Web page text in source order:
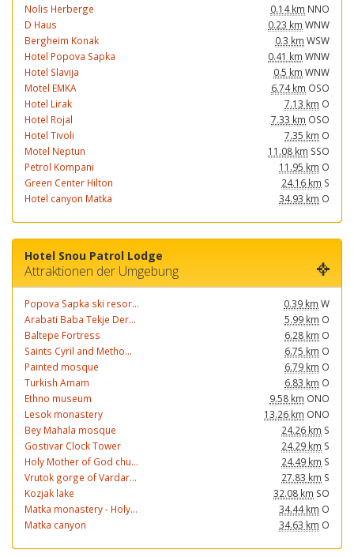
Nolis Herberge
0.14 km NNO
D Haus
0.23 km WNW
Bergheim Konak
0.3 km WSW
Hotel Popova Sapka
0.41 km WNW
Hotel Slavija
0.5 km WNW
Motel EMKA
6.74 km OSO
Hotel Lirak
7.13 km O
Hotel Rojal
7.33 km OSO
Hotel Tivoli
7.35 km O
Motel Neptun
11.08 km SSO
Petrol Kompani
11.95 km O
Green Center Hilton
24.16 km S
Hotel canyon Matka
34.93 km O
Hotel Snou Patrol Lodge
Attraktionen der Umgebung
Popova Sapka ski resor... 0.39 km W
Arabati Baba Tekje Der...
5.99 km O
Baltepe Fortress
6.28 km O
Saints Cyril and Metho...
6.75 km O
Painted mosque
6.79 km O
Turkish Amam
6.83 km O
Ethno museum
9.58 km ONO
Lesok monastery
13.26 km ONO
Bey Mahala mosque
24.26 km S
Gostivar Clock Tower
24.29 km S
Holy Mother of God chu...
24.49 km S
Vrutok gorge of Vardar...
27.83 km S
Kozjak lake
32.08 km SO
Matka monastery - Holy...
34.44 km O
Matka canyon
34.63 km O